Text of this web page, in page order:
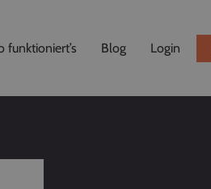
funktioniert’s Blog Login